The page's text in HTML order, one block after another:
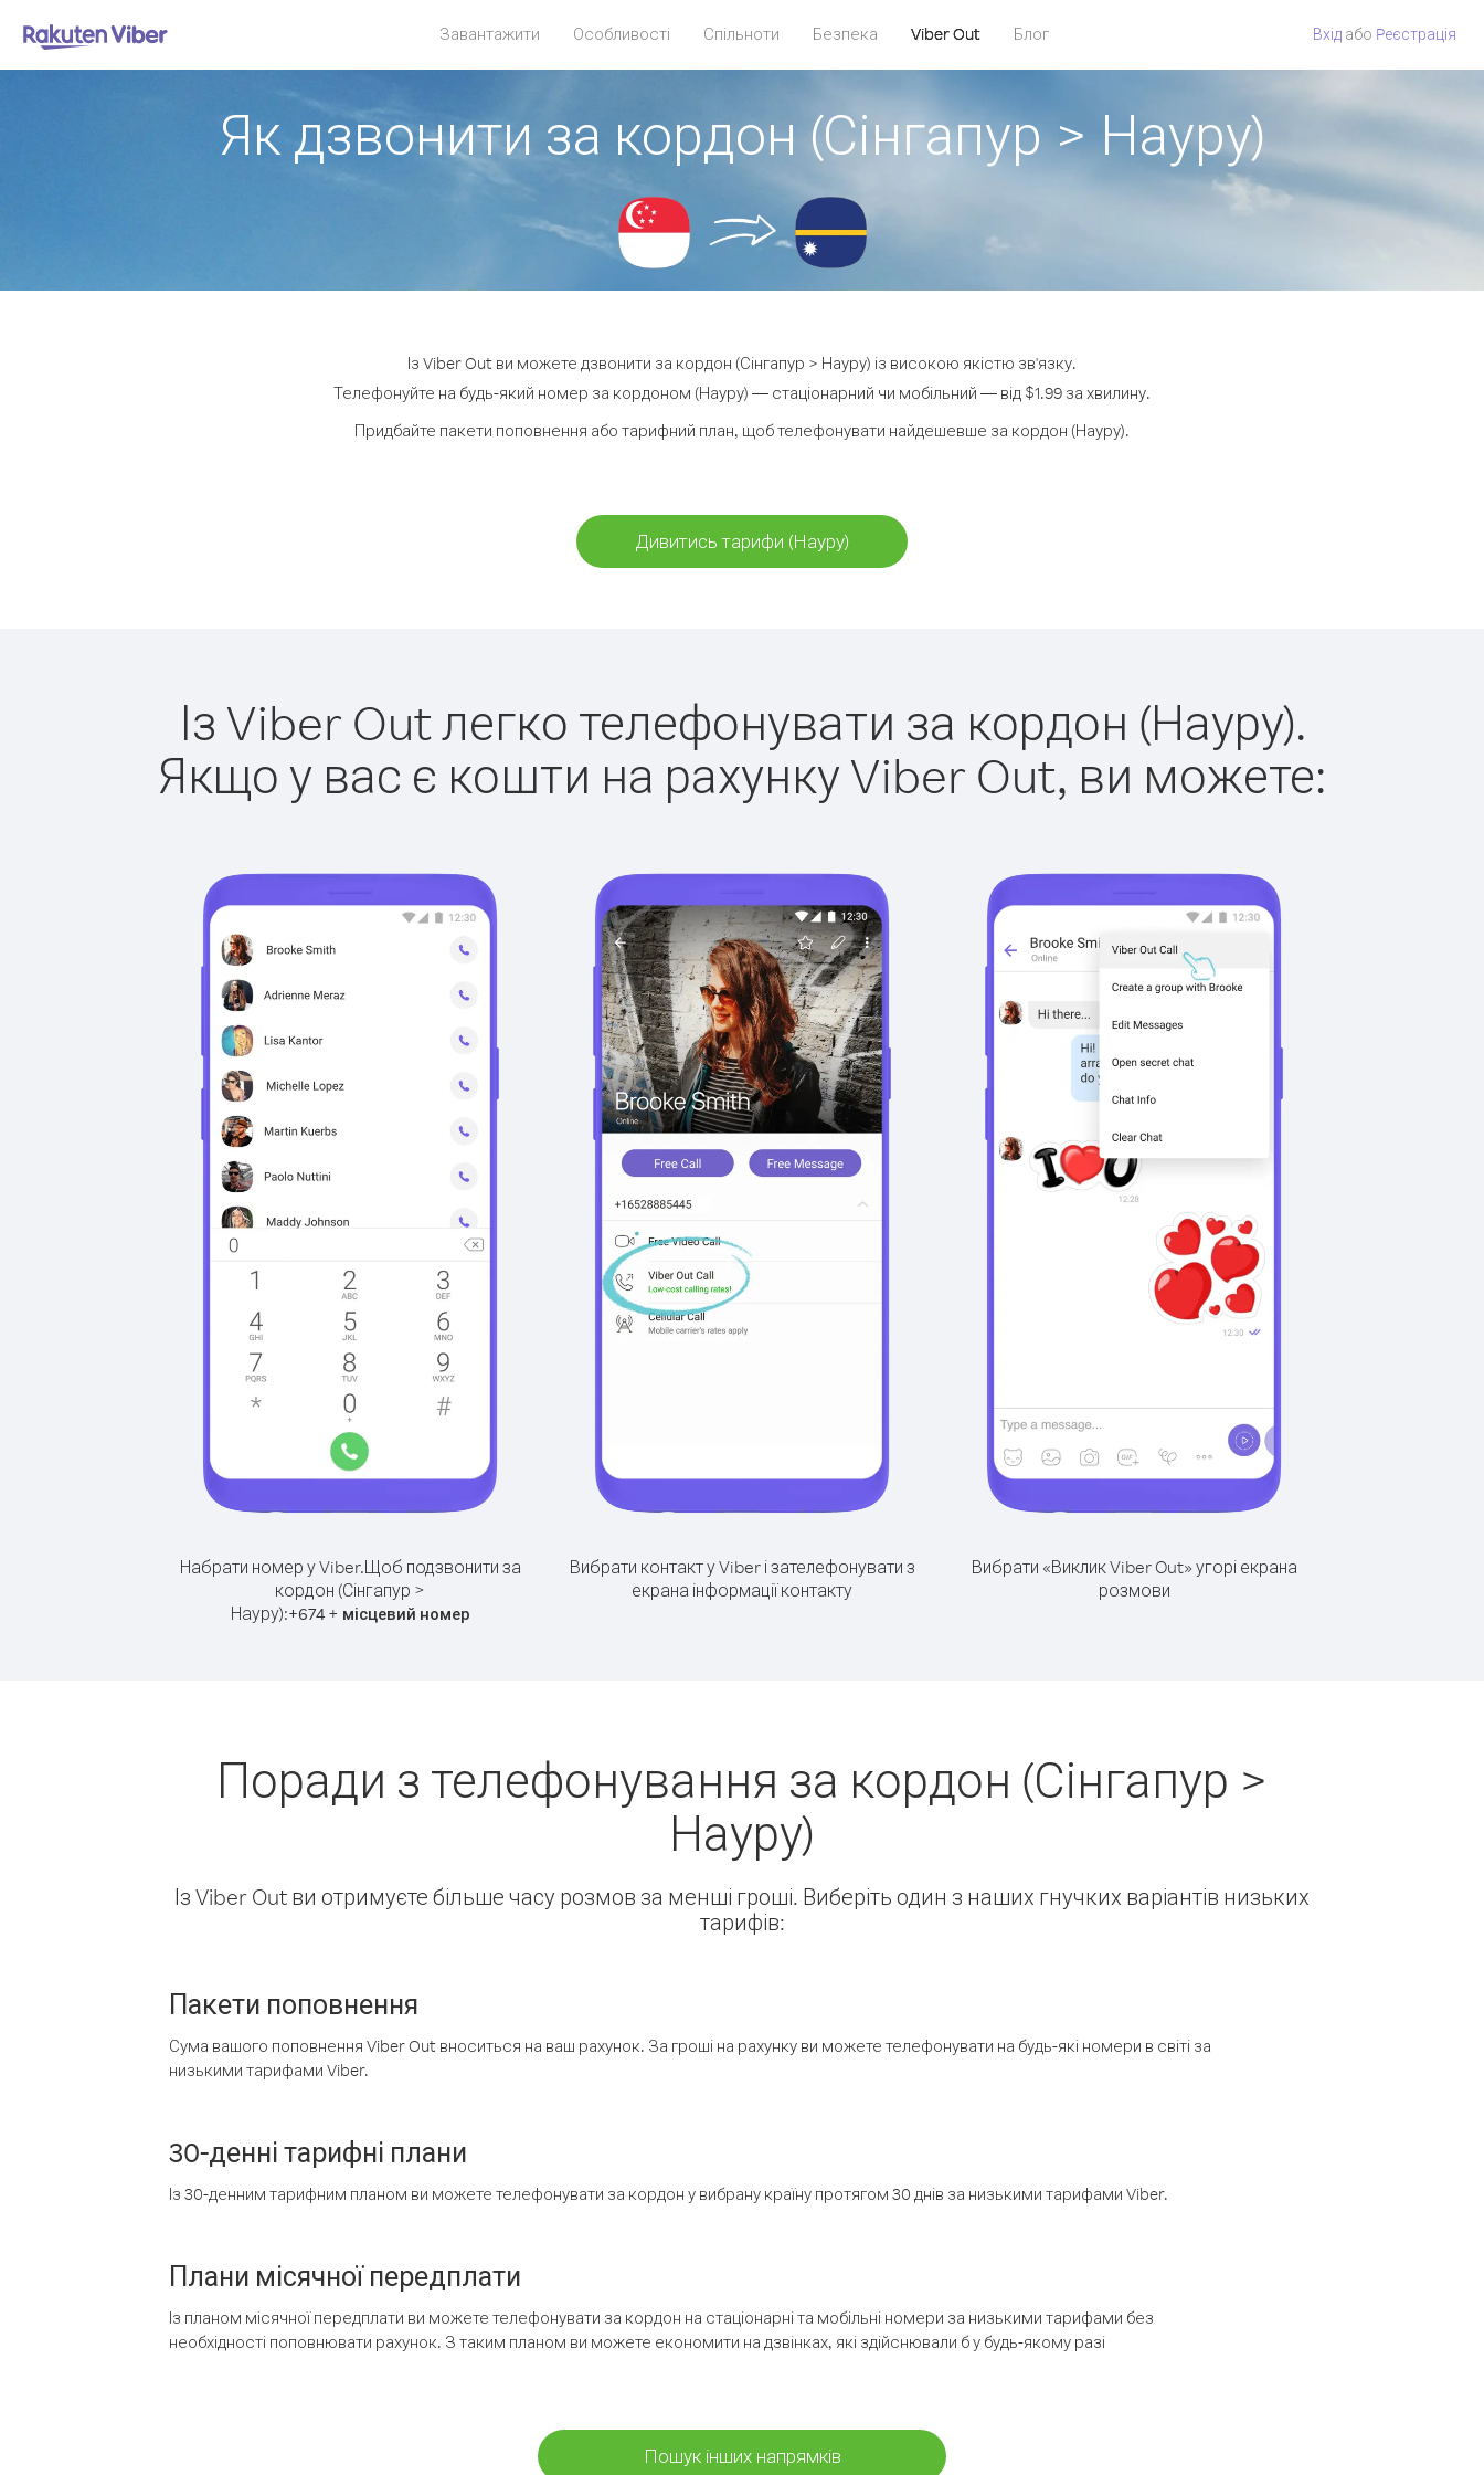
Завантажити Особливості Спільноти Безпека Viber Out Блог Вхід або Pеєстрація
Як дзвонити за кордон (Сінгапур > Науру)
Із Viber Out ви можете дзвонити за кордон (Сінгапур > Науру) із високою якістю зв'язку.
Телефонуйте на будь-який номер за кордоном (Науру) — стаціонарний чи мобільний — від $1.99 за хвилину.
Придбайте пакети поповнення або тарифний план, щоб телефонувати найдешевше за кордон (Науру).
Дивитись тарифи (Науру)
Із Viber Out легко телефонувати за кордон (Науру).
Якщо у вас є кошти на рахунку Viber Out, ви можете:
Набрати номер у Viber.Щоб подзвонити за
кордон (Сінгапур >
Науру):+674+ місцевий номер
Вибрати контакт у Viber і зателефонувати з
екрана інформації контакту
Вибрати «Виклик Viber Out» угорі екрана
розмови
Поради з телефонування за кордон (Сінгапур >
Науру)
Із Viber Out ви отримуєте більше часу розмов за менші гроші. Виберіть один з наших гнучких варіантів низьких
тарифів:
Пакети поповнення
Сума вашого поповнення Viber Out вноситься на ваш рахунок. За гроші на рахунку ви можете телефонувати на будь-які номери в світі за
низькими тарифами Viber.
30-денні тарифні плани
Із 30-денним тарифним планом ви можете телефонувати за кордон у вибрану країну протягом 30 днів за низькими тарифами Viber.
Плани місячної передплати
Із планом місячної передплати ви можете телефонувати за кордон на стаціонарні та мобільні номери за низькими тарифами без
необхідності поповнювати рахунок. З таким планом ви можете економити на дзвінках, які здійснювали б у будь-якому разі
Пошук інших напрямків